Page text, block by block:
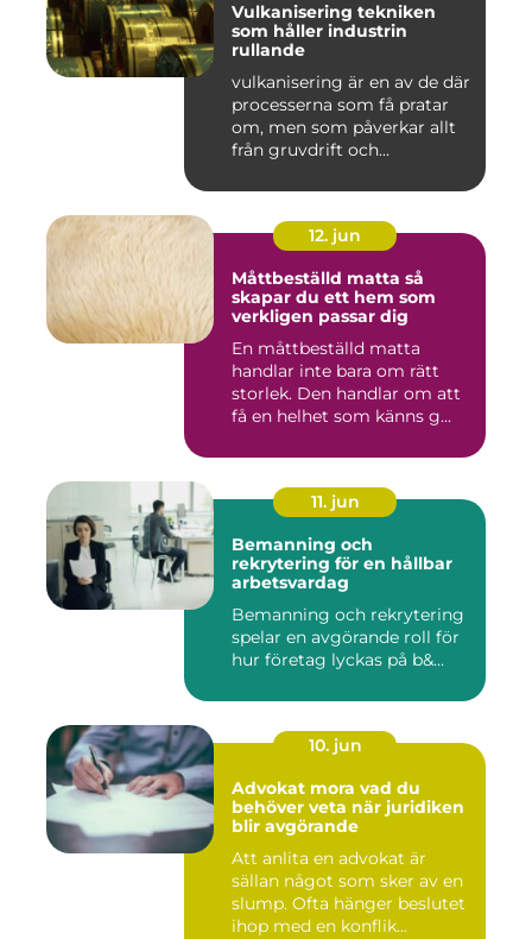
Vulkanisering tekniken
som håller industrin
rullande
vulkanisering är en av de där
processerna som få pratar
om, men som påverkar allt
från gruvdrift och...
12. jun
Måttbeställd matta så
skapar du ett hem som
verkligen passar dig
En måttbeställd matta
handlar inte bara om rätt
storlek. Den handlar om att
få en helhet som känns g...
11. jun
Bemanning och
rekrytering för en hållbar
arbetsvardag
Bemanning och rekrytering
spelar en avgörande roll för
hur företag lyckas på b&...
10. jun
Advokat mora vad du
behöver veta när juridiken
blir avgörande
Att anlita en advokat är
sällan något som sker av en
slump. Ofta hänger beslutet
ihop med en konflik...